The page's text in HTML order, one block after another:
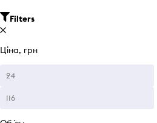
Filters
Ціна, грн